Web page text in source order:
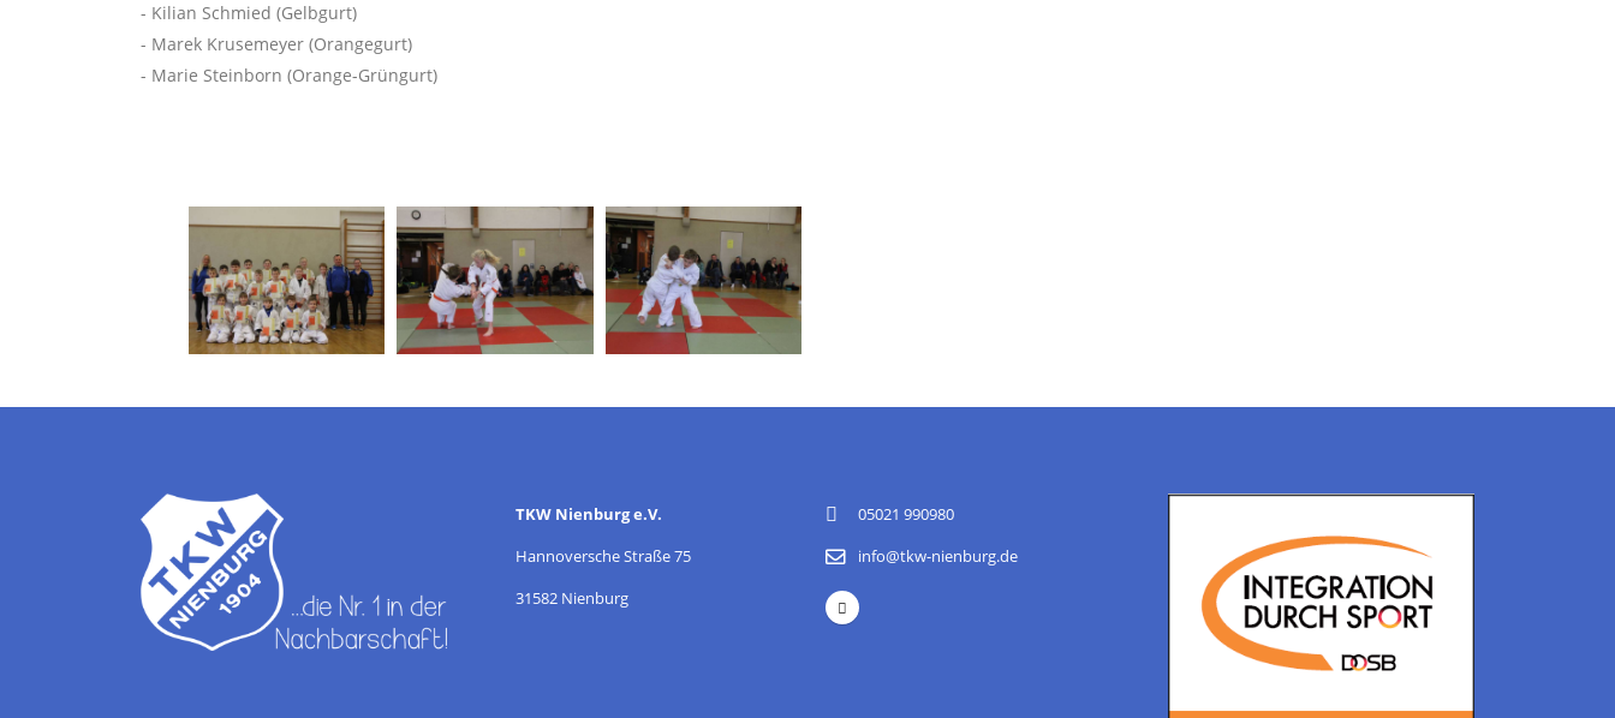
- Kilian Schmied (Gelbgurt)
- Marek Krusemeyer (Orangegurt)
- Marie Steinborn (Orange-Grüngurt)
TKW Nienburg e.V.
Hannoversche Straße 75
31582 Nienburg
05021 990980
info@tkw-nienburg.de